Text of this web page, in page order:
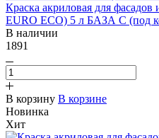
Краска акриловая для
EURO ECO) 5 л БАЗА С (под
В наличии
1891
В корзину В корзине
Новинка
Хит